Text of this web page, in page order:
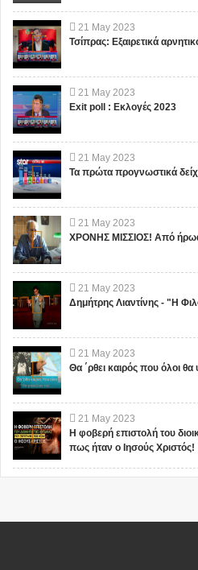
21 May 2023
Τσίπρας: Εξαιρετικά
21 May 2023
Exit poll : Εκλογές 2023
21 May 2023
Τα πρώτα προγνωστικά
21 May 2023
ΧΡΟΝΗΣ ΜΙΣΣΙΟΣ! Από
21 May 2023
Δημήτρης Λιαντίνης - "Η
21 May 2023
Θα ΄ρθει καιρός που όλοι θα
21 May 2023
Η φοβερή επιστολή του
πως ήταν ο Ιησούς Χριστός!